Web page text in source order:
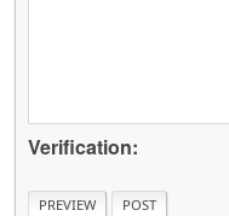
Verification: